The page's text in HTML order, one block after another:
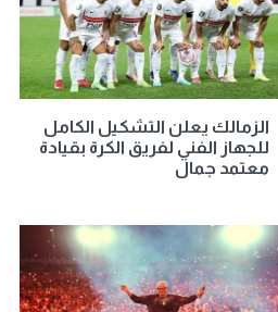
الزمالك يعلن التشكيل الكامل
للجهاز الفني لفريق الكرة بقيادة
معتمد جمال